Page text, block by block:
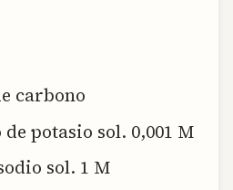
carbono
potasio sol. 0,001 M
sol. 1 M